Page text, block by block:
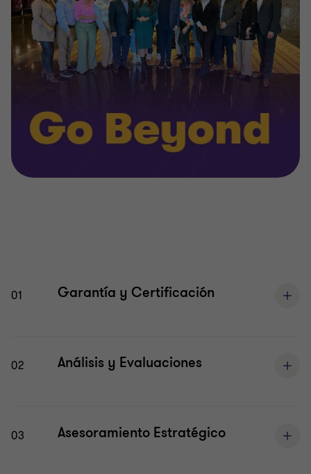
01 Garantía y Certificación
02 Análisis y Evaluaciones
03 Asesoramiento Estratégico